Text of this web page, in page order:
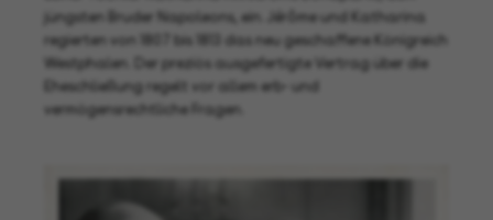
jüngsten Bruder Napoleons, ein. Jérôme und Katharina
regierten von 1807 bis 1813 das neu geschaffene Königreich
Westphalen. Der preziös ausgefertigte Vertrag über die
Eheschließung regelt vor allem erb- und
vermögensrechtliche Fragen.